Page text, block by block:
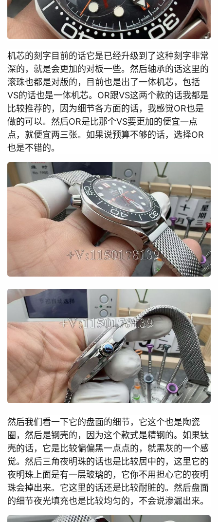
机芯的刻字目前的话它是已经升级到了这种刻字非常
深的，就是会更加的对板一些。然后轴承的话这里的
滚珠也都是对版的，目前也是出了一体机芯，包括
VS的话也是一体机芯。OR跟VS这两个款的话我都是
比较推荐的，因为细节各方面的话，我感觉OR也是
做的可以。然后OR是比那个VS要更加的便宜一点
点，就便宜两三张。如果说预算不够的话，选择OR
也是不错的。
然后我们看一下它的盘面的细节，它这个也是陶瓷
圈，然后是钢壳的，因为这个款式是精钢的。如果钛
壳的话，它是比较偏偏黑一点点的，就黑灰的一个感
觉。然后三角夜明珠的话也是比较居中的，这里它的
夜明珠上面是有一层玻璃的，它你不用担心它的夜明
珠会掉出来。它这里的话还是比较耐脏的。然后盘面
的细节夜光填充也是比较均匀的，不会说渗漏出来。